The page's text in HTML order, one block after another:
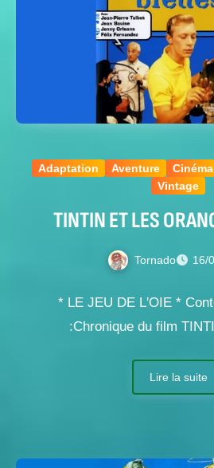
Adaptation Aventure Cinéma
Vintage
TINTIN ET LES
Tornado 16/
* LE JEU DE L'OIE *
:Chronique du film
Lire la suite